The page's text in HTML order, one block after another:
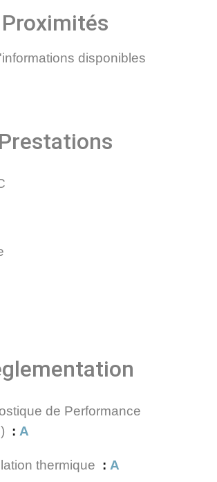
Proximités
disponibles
Prestations
de Performance
A
thermique A